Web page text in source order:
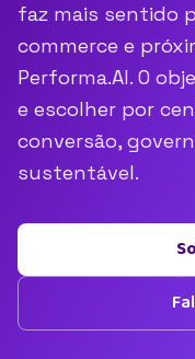
faz mais sentido
commerce e
Performa.AI. O
e escolher por
conversão,
sustentável.